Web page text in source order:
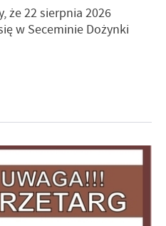
że 22 sierpnia 2026
w Seceminie Dożynki